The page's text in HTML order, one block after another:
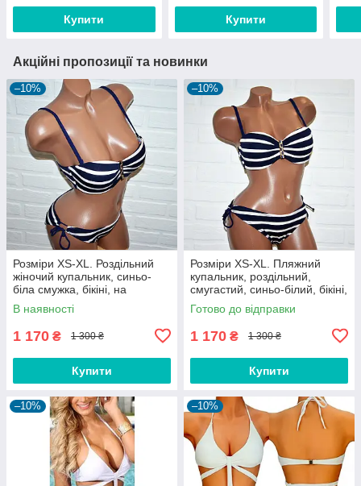
Купити Купити
Акційні пропозиції та новинки
–10%
Розміри XS-XL. Роздільний
жіночий купальник, синьо-
біла смужка, бікіні, на
зав'язках, з push-up, брошка
В наявності
1 170 ₴ 1 300 ₴
Купити
–10%
Розміри XS-XL. Пляжний
купальник, роздільний,
смугастий, синьо-білий, бікіні,
на зав'язках, з push-up,
брошка
Готово до відправки
1 170 ₴ 1 300 ₴
Купити
–10% –10%